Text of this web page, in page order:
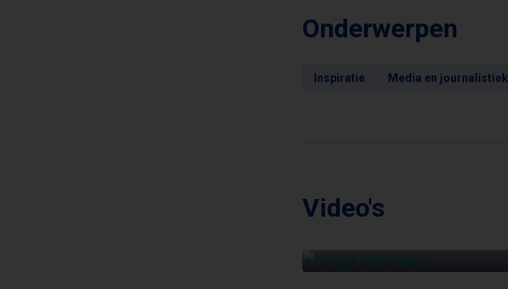
Onderwerpen
Inspiratie Media en journalistiek
Video's